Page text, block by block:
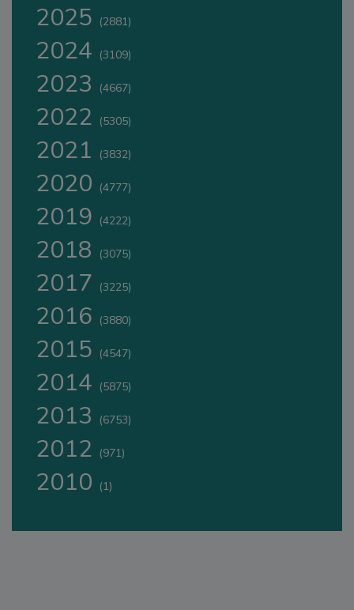
2025 (2881)
2024 (3109)
2023 (4667)
2022 (5305)
2021 (3832)
2020 (4777)
2019 (4222)
2018 (3075)
2017 (3225)
2016 (3880)
2015 (4547)
2014 (5875)
2013 (6753)
2012 (971)
2010 (1)